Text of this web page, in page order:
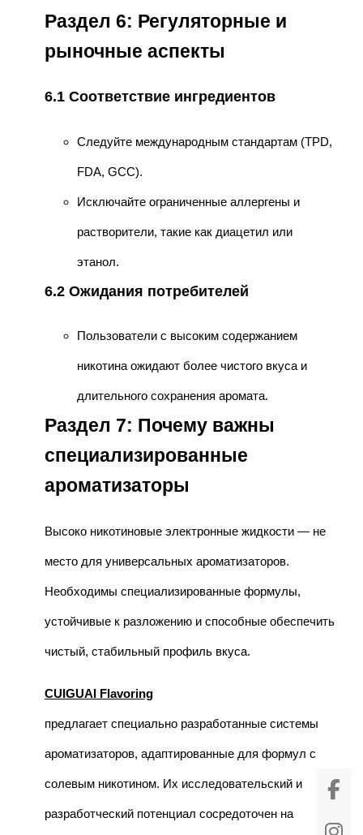
Раздел 6: Регуляторные и
рыночные аспекты
6.1 Соответствие ингредиентов
Следуйте международным стандартам (TPD,
FDA, GCC).
Исключайте ограниченные аллергены и
растворители, такие как диацетил или
этанол.
6.2 Ожидания потребителей
Пользователи с высоким содержанием
никотина ожидают более чистого вкуса и
длительного сохранения аромата.
Раздел 7: Почему важны
специализированные
ароматизаторы
Высоко никотиновые электронные жидкости — не
место для универсальных ароматизаторов.
Необходимы специализированные формулы,
устойчивые к разложению и способные обеспечить
чистый, стабильный профиль вкуса.
CUIGUAI Flavoring
предлагает специально разработанные системы
ароматизаторов, адаптированные для формул с
солевым никотином. Их исследовательский и
разработческий потенциал сосредоточен на